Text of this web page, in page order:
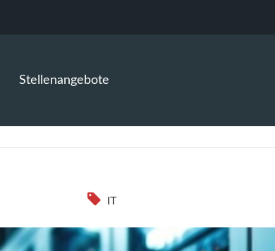
Stellenangebote
IT